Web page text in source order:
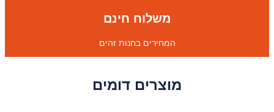
משלוח חינם
המחירים בחנות זהים
מוצרים דומים